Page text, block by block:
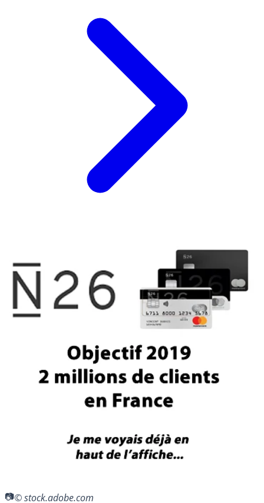
© stock.adobe.com